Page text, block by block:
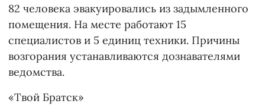
82 человека эвакуировались из задымленного
помещения. На месте работают 15
специалистов и 5 единиц техники. Причины
возгорания устанавливаются дознавателями
ведомства.
«Твой Братск»